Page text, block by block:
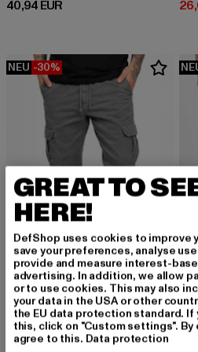
40,94 EUR
Derzeitiger Preis: 40,94 EUR
NEU -30%
URBAN CLASSICS
Cargo
41,99 EUR
Derzeitiger Preis: 41,99 EUR
59,99 EURAktionspreis: 59,99
GREAT TO
HERE!
DefShop uses cookies to improve
save your preferences, analyse
provide and measure interest-
advertising. In addition, we allow
or to use cookies. This may also
your data in the USA or other
the EU data protection standard. If
this, click on "Custom settings". By
agree to this. Data protection